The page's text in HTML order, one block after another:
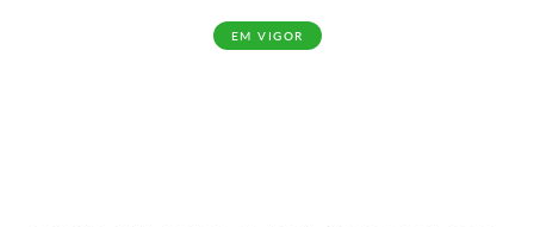
EM VIGOR